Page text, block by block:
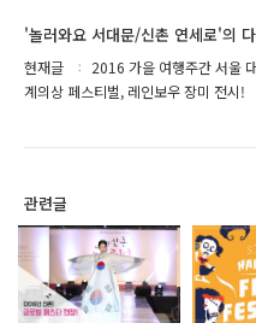
'놀러와요 서대문/신촌 연세로'의
현재글
2016 가을 여행주간 서울
계의상 페스티벌, 레인보우 장미 전시!
관련글